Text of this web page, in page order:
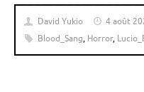
David Yukio 4 août
Blood_Sang, Horror,